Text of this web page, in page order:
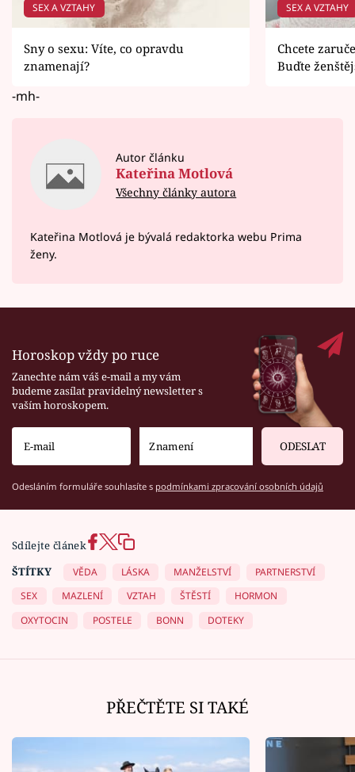
SEX A VZTAHY
Sny o sexu: Víte, co opravdu
znamenají?
SEX A VZTAHY
Chcete
Buďte
-mh-
Autor článku
Kateřina Motlová
Všechny články autora
Kateřina Motlová je bývalá redaktorka webu Prima
ženy.
Horoskop vždy po ruce
Zanechte nám váš e-mail a my vám
budeme zasílat pravidelný newsletter s
vaším horoskopem.
ODESLAT
Odesláním formuláře souhlasíte s podmínkami zpracování osobních údajů
Sdílejte článek
ŠTÍTKY
VĚDA LÁSKA MANŽELSTVÍ
PARTNERSTVÍ
SEX
MAZLENÍ VZTAH ŠTĚSTÍ
HORMON
OXYTOCIN
POSTELE BONN DOTEKY
PŘEČTĚTE SI TAKÉ